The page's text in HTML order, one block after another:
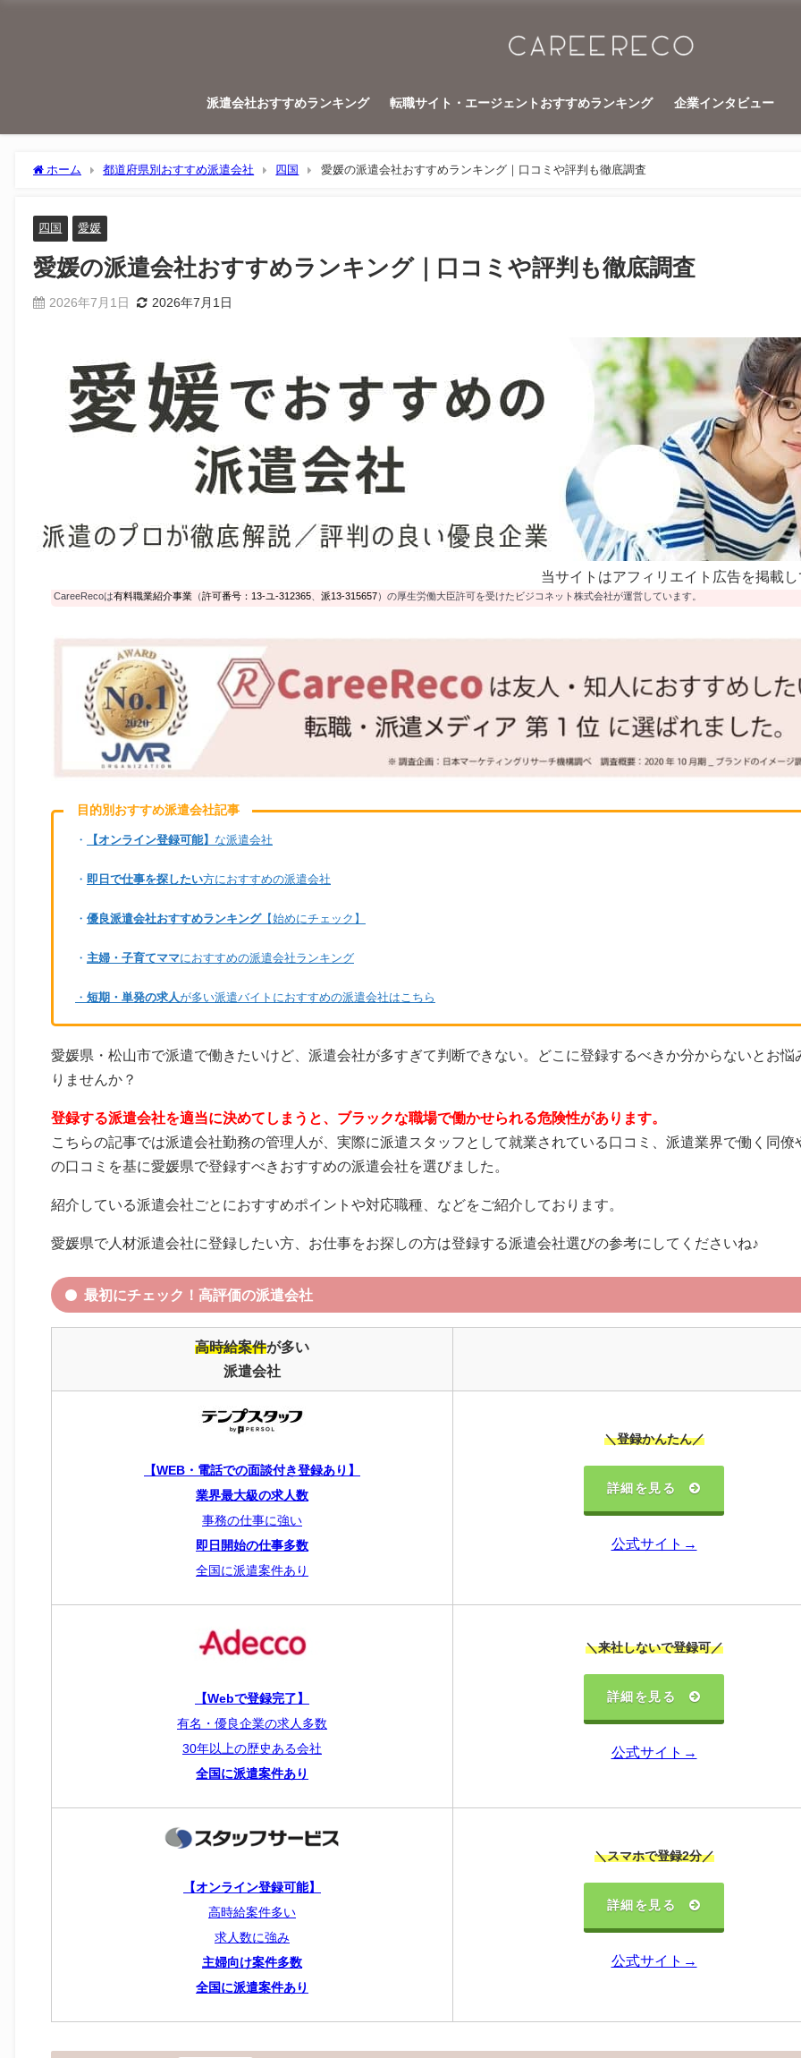
派遣会社おすすめランキング 転職サイト・エージェントおすすめランキング 企業インタビュー
ホーム 都道府県別おすすめ派遣会社 四国 愛媛の派遣会社おすすめランキング｜口コミや評判も徹底調査
四国 愛媛
愛媛の派遣会社おすすめランキング｜口コミや評判も徹底調査
2026年7月1日 2026年7月1日
当サイトはアフィリエイト広告を掲載
CareeRecoは有料職業紹介事業 （許可番号：13-ユ-312365 派13-315657）の厚生労働大臣許可を受けたビジコネット株式会社が運営しています。
目的別おすすめ派遣会社記事
・ 【オンライン登録可能】 な派遣会社
・ 即日で仕事を探したい方におすすめの派遣会社
・ 優良派遣会社おすすめランキング【始めにチェック】
・ 主婦・子育てママにおすすめの派遣会社ランキング
・ 短期・単発の求人が多い派遣バイトにおすすめの派遣会社はこちら
愛媛県・松山市で派遣で働きたいけど、派遣会社が多すぎて判断できない。どこに登録するべきか分からないとお悩
りませんか？
登録する派遣会社を適当に決めてしまうと、ブラックな職場で働かせられる危険性があります。
こちらの記事では派遣会社勤務の管理人が、実際に派遣スタッフとして就業されている口コミ、派遣業界で働く同僚
の口コミを基に愛媛県で登録すべきおすすめの派遣会社を選びました。
紹介している派遣会社ごとにおすすめポイントや対応職種、などをご紹介しております。
愛媛県で人材派遣会社に登録したい方、お仕事をお探しの方は登録する派遣会社選びの参考にしてくださいね♪
最初にチェック！高評価の派遣会社
高時給案件が多い
派遣会社
【WEB・電話での面談付き登録あり】
業界最大級の求人数
事務の仕事に強い
即日開始の仕事多数
全国に派遣案件あり
＼登録かんたん／
詳細を見る
公式サイト→
【Webで登録完了】
有名・優良企業の求人多数
30年以上の歴史ある会社
全国に派遣案件あり
＼来社しないで登録可／
詳細を見る
公式サイト→
【オンライン登録可能】
高時給案件多い
求人数に強み
主婦向け案件多数
全国に派遣案件あり
＼スマホで登録2分／
詳細を見る
公式サイト→